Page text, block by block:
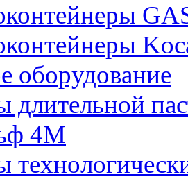
оборудование
длительной
4М